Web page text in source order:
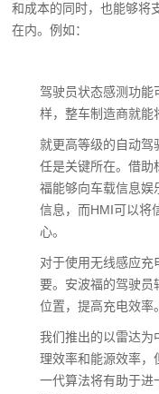
和成本的同时，也能够将
在内。例如：
驾驶员状态感测功能
样，整车制造商就能
就更高等级的自动驾
任是关键所在。借助
福能够向车载信息娱
信息，而HMI可以将
心。
对于使用无线感应
要。安波福的驾驶员
位置，提高充电效率。
我们推出的以雷达为
理效率和能源效率，
一代算法将有助于进